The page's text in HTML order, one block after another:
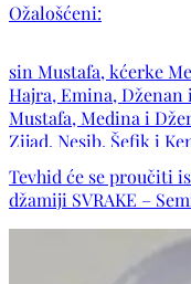
Ožalošćeni:
sin Mustafa, kćerke
Hajra, Emina, Dženan
Mustafa, Medina i
Zijad, Nesib, Šefik i
rodbina, komšije i
Tevhid će se proučiti
džamiji SVRAKE –